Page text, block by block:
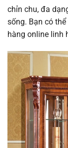
chỉn chu, đa
sống. Bạn có
hàng online linh